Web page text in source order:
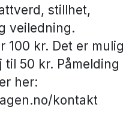
stillhet,
veiledning.
100 kr. Det er mulig
50 kr. Påmelding
her:
kontakt